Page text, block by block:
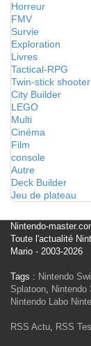
Horreur
FMV
Survie
Exploration
Livres
Tactical-RPG
Twin-stick shooter
City Builder
LEGO
Multi
Cinéma
Film
console
Autre
Deck Builder
Jeu de plateau
Nintendo-
Toute l'actualité
Mario - 2003-2026
Tags : Nintendo
Splatoon, Nintendo
Nintendo Labo
RSS Actu, RSS